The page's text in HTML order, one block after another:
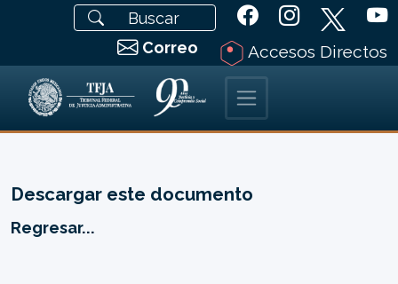
Correo Accesos Directos
Descargar este documento
Regresar...